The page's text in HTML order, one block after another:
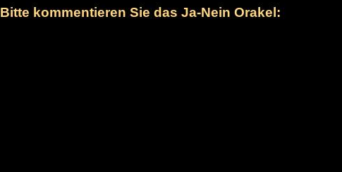
Bitte kommentieren Sie das Ja-Nein Orakel: